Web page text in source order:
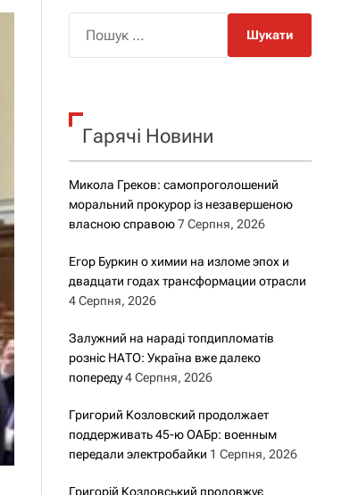
о
у
к
Гарячі Новини
Микола Греков: самопроголошений
моральний прокурор із незавершеною
власною справою 7 Серпня, 2026
Егор Буркин о химии на изломе эпох и
двадцати годах трансформации отрасли
4 Серпня, 2026
Залужний на нараді топдипломатів
розніс НАТО: Україна вже далеко
попереду 4 Серпня, 2026
Григорий Козловский продолжает
поддерживать 45-ю ОАБр: военным
передали электробайки 1 Серпня, 2026
Григорій Козловський продовжує